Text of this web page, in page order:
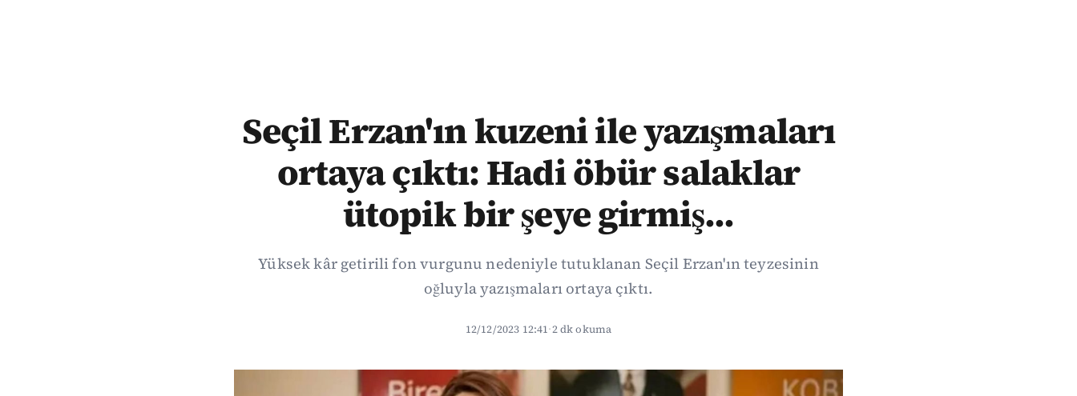
Seçil Erzan'ın kuzeni ile yazışmaları
ortaya çıktı: Hadi öbür salaklar
ütopik bir şeye girmiş...
Yüksek kâr getirili fon vurgunu nedeniyle tutuklanan Seçil Erzan'ın teyzesinin
oğluyla yazışmaları ortaya çıktı.
12/12/2023 12:41·2 dk okuma